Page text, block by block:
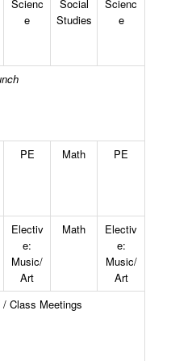
Scienc
e
Social
Studies
Scienc
e
PE Math PE
Electiv
e:
Music/
Art
Math
Electiv
e:
Music/
Art
Class Meetings